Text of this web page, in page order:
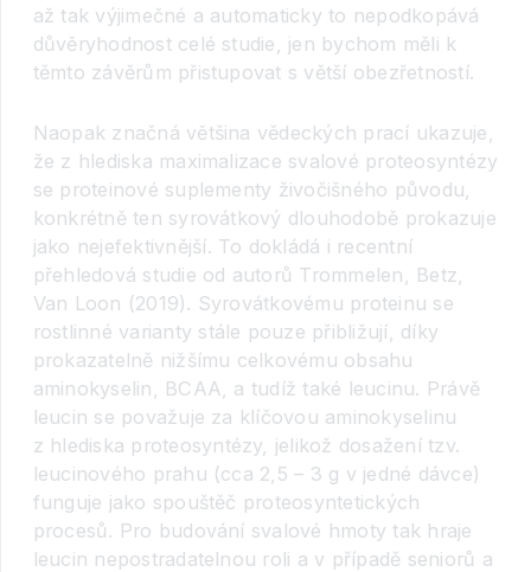
až tak výjimečné a automaticky to nepodkopává
důvěryhodnost celé studie, jen bychom měli k
těmto závěrům přistupovat s větší obezřetností.
Naopak značná většina vědeckých prací ukazuje,
že z hlediska maximalizace svalové proteosyntézy
se proteinové suplementy živočišného původu,
konkrétně ten syrovátkový dlouhodobě prokazuje
jako nejefektivnější. To dokládá i recentní
přehledová studie od autorů Trommelen, Betz,
Van Loon (2019). Syrovátkovému proteinu se
rostlinné varianty stále pouze přibližují, díky
prokazatelně nižšímu celkovému obsahu
aminokyselin, BCAA, a tudíž také leucinu. Právě
leucin se považuje za klíčovou aminokyselinu
z hlediska proteosyntézy, jelikož dosažení tzv.
leucinového prahu (cca 2,5 – 3 g v jedné dávce)
funguje jako spouštěč proteosyntetických
procesů. Pro budování svalové hmoty tak hraje
leucin nepostradatelnou roli a v případě seniorů a